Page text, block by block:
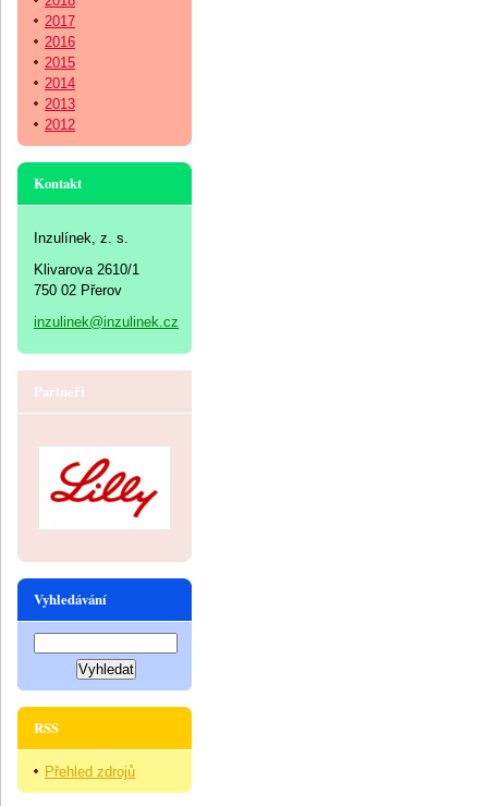
2017
2016
2015
2014
2013
2012
Kontakt
Inzulínek, z. s.
Klivarova 2610/1
750 02 Přerov
inzulinek@inzulinek.cz
Partneři
Vyhledávání
RSS
Přehled zdrojů